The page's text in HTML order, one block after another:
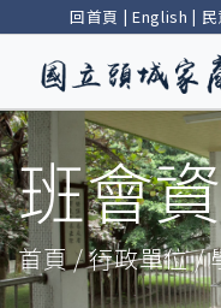
回首頁 | English |
班會
首頁 / 行政單位 /